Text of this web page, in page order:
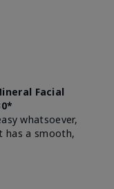
Facial
whatsoever,
has a smooth,